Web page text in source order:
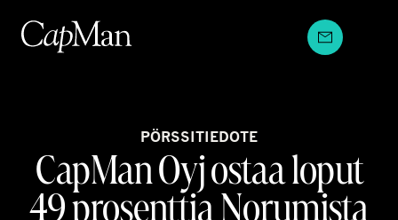
sisältöön
PÖRSSITIEDOTE
CapMan Oyj ostaa loput
49 prosenttia Norumista